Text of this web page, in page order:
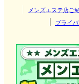
メンズエステ店ご
プライ